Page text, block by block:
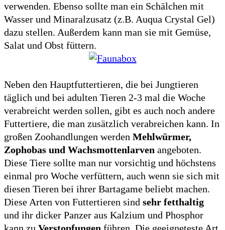
verwenden. Ebenso sollte man ein Schälchen mit
Wasser und Minaralzusatz (z.B. Auqua Crystal Gel)
dazu stellen. Außerdem kann man sie mit Gemüse,
Salat und Obst füttern.
Neben den Hauptfuttertieren, die bei Jungtieren
täglich und bei adulten Tieren 2-3 mal die Woche
verabreicht werden sollen, gibt es auch noch andere
Futtertiere, die man zusätzlich verabreichen kann. In
großen Zoohandlungen werden Mehlwürmer,
Zophobas und Wachsmottenlarven angeboten.
Diese Tiere sollte man nur vorsichtig und höchstens
einmal pro Woche verfüttern, auch wenn sie sich mit
diesen Tieren bei ihrer Bartagame beliebt machen.
Diese Arten von Futtertieren sind sehr fetthaltig
und ihr dicker Panzer aus Kalzium und Phosphor